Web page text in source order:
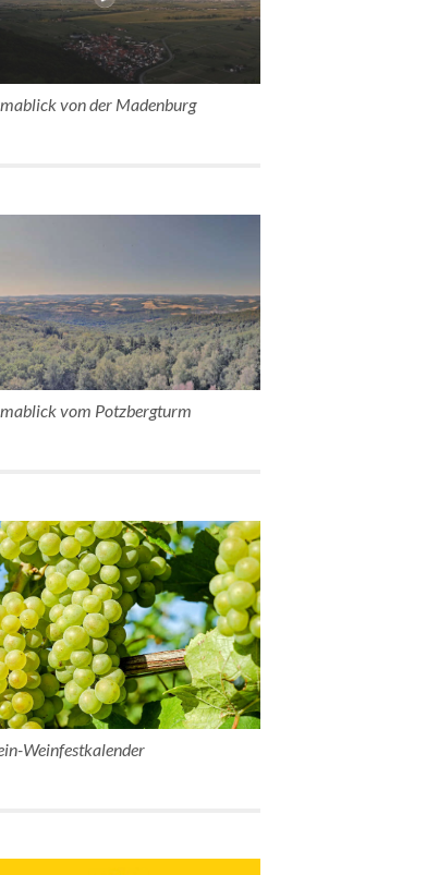
von der Madenburg
vom Potzbergturm
Weinfestkalender